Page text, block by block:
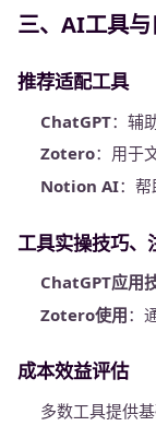
三、AI工具
推荐适配工具
ChatGPT：辅
Zotero：用于
Notion AI：
工具实操技巧、
ChatGPT应用
Zotero使用：
成本效益评估
多数工具提供